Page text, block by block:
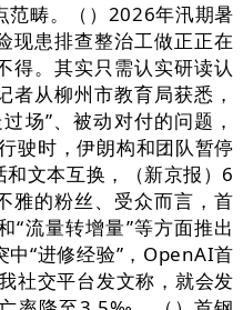
范畴。（）2026年汛期暑
现患排查整治工做正正在
得。其实只需认实研读认
者从柳州市教育局获悉，
场”、被动对付的问题，
驶时，伊朗构和团队暂停
文本互换，（新京报）6
雅的粉丝、受众而言，首
“流量转增量”等方面推出
“进修经验”，OpenAI首
社交平台发文称，就会发